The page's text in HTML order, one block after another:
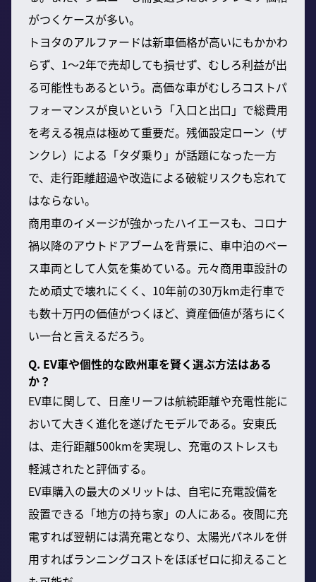
がつくケースが多い。
トヨタのアルファードは新車価格が高いにもかかわ
らず、1～2年で売却しても損せず、むしろ利益が出
る可能性もあるという。高価な車がむしろコストパ
フォーマンスが良いという「入口と出口」で総費用
を考える視点は極めて重要だ。残価設定ローン（ザ
ンクレ）による「タダ乗り」が話題になった一方
で、走行距離超過や改造による破綻リスクも忘れて
はならない。
商用車のイメージが強かったハイエースも、コロナ
禍以降のアウトドアブームを背景に、車中泊のベー
ス車両として人気を集めている。元々商用車設計の
ため頑丈で壊れにくく、10年前の30万km走行車で
も数十万円の価値がつくほど、資産価値が落ちにく
い一台と言えるだろう。
Q. EV車や個性的な欧州車を賢く選ぶ方法はある
か？
EV車に関して、日産リーフは航続距離や充電性能に
おいて大きく進化を遂げたモデルである。安東氏
は、走行距離500kmを実現し、充電のストレスも
軽減されたと評価する。
EV車購入の最大のメリットは、自宅に充電設備を
設置できる「地方の持ち家」の人にある。夜間に充
電すれば翌朝には満充電となり、太陽光パネルを併
用すればランニングコストをほぼゼロに抑えること